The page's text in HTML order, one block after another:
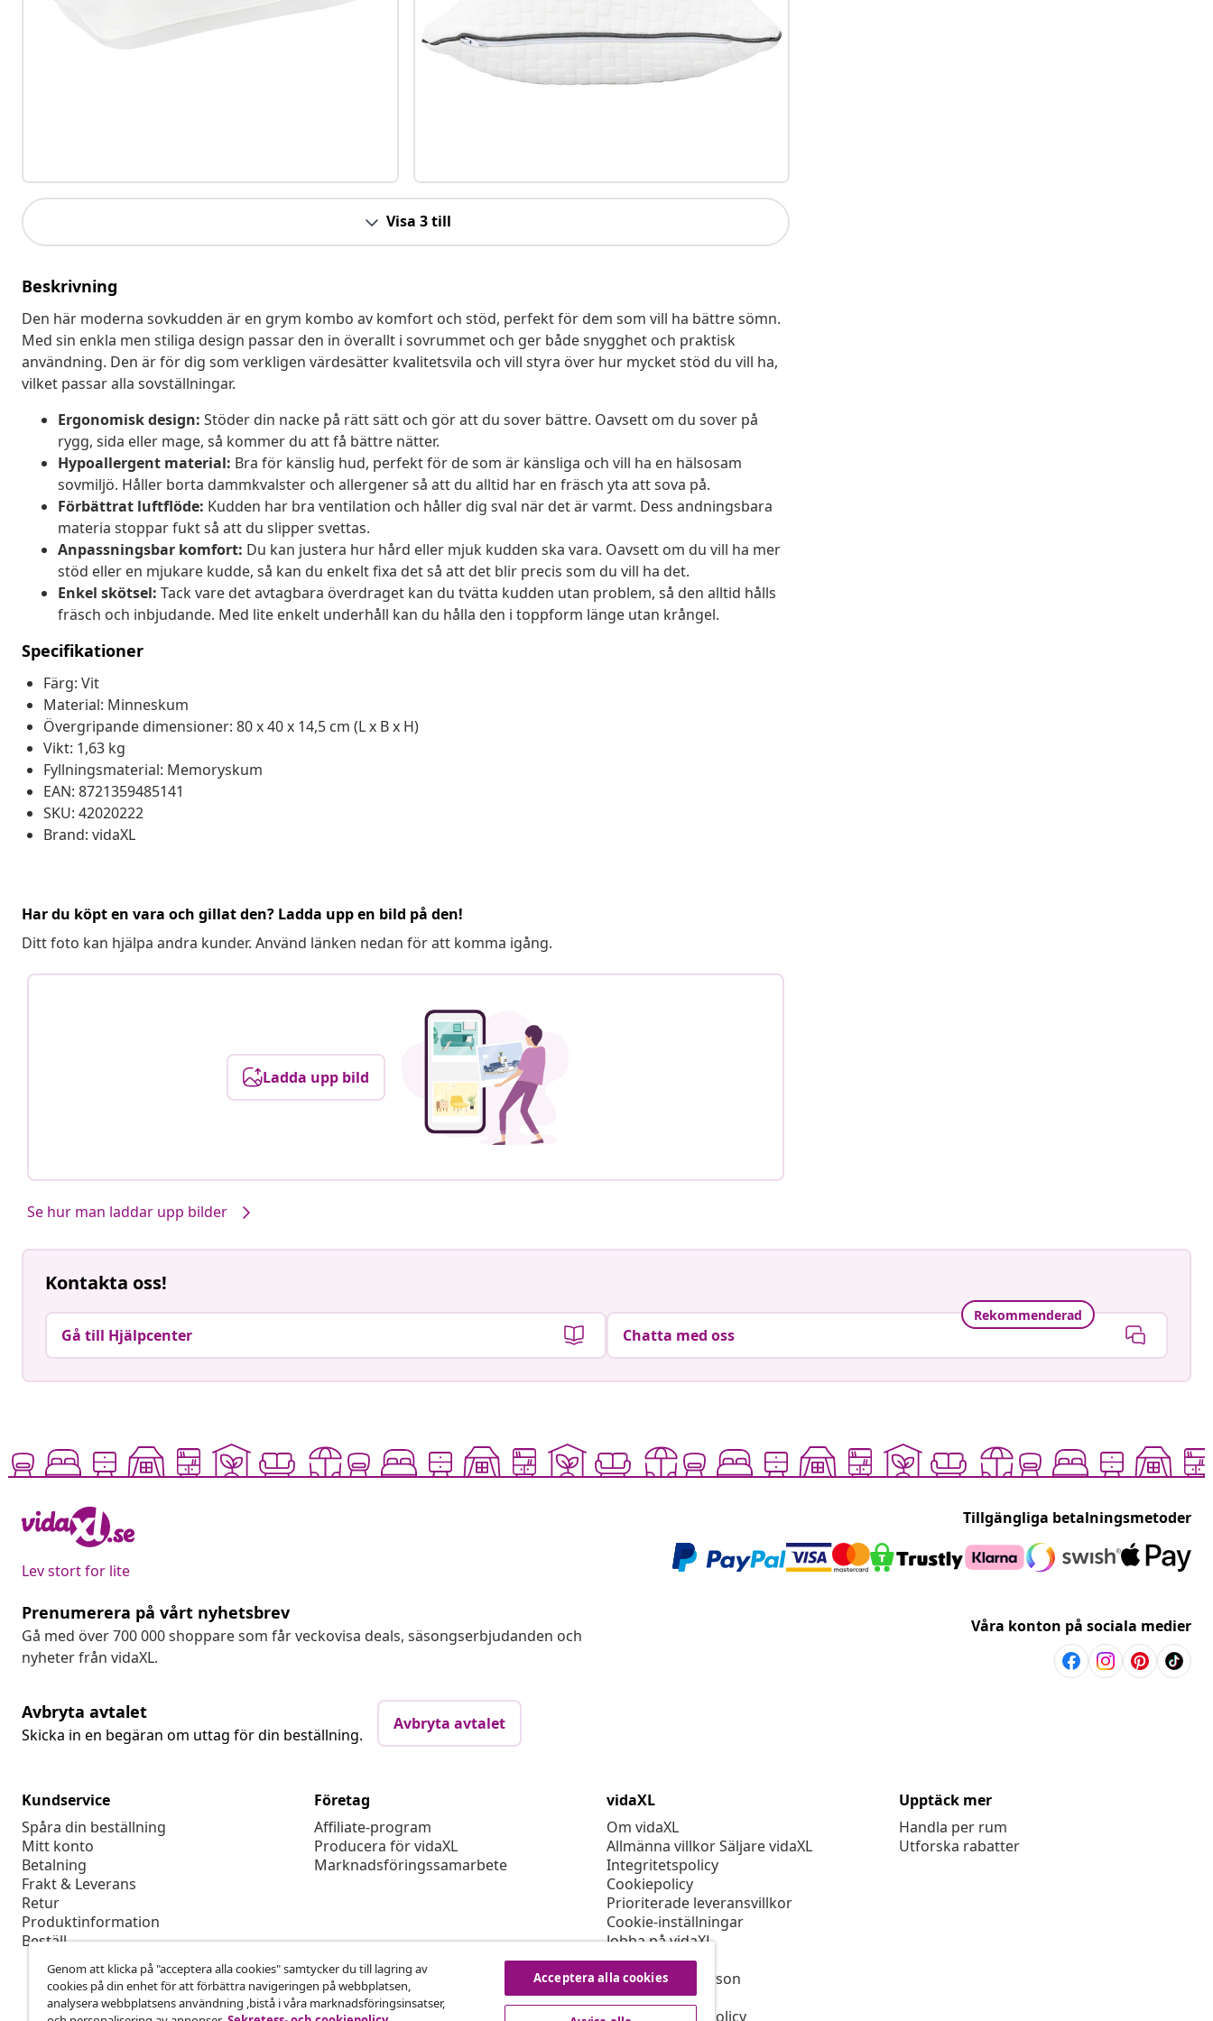
Visa 3 till
Beskrivning
Den här moderna sovkudden är en grym kombo av komfort och stöd, perfekt för dem som vill ha bättre sömn.
Med sin enkla men stiliga design passar den in överallt i sovrummet och ger både snygghet och praktisk
användning. Den är för dig som verkligen värdesätter kvalitetsvila och vill styra över hur mycket stöd du vill ha,
vilket passar alla sovställningar.
Ergonomisk design: Stöder din nacke på rätt sätt och gör att du sover bättre. Oavsett om du sover på
rygg, sida eller mage, så kommer du att få bättre nätter.
Hypoallergent material: Bra för känslig hud, perfekt för de som är känsliga och vill ha en hälsosam
sovmiljö. Håller borta dammkvalster och allergener så att du alltid har en fräsch yta att sova på.
Förbättrat luftflöde: Kudden har bra ventilation och håller dig sval när det är varmt. Dess andningsbara
materia stoppar fukt så att du slipper svettas.
Anpassningsbar komfort: Du kan justera hur hård eller mjuk kudden ska vara. Oavsett om du vill ha mer
stöd eller en mjukare kudde, så kan du enkelt fixa det så att det blir precis som du vill ha det.
Enkel skötsel: Tack vare det avtagbara överdraget kan du tvätta kudden utan problem, så den alltid hålls
fräsch och inbjudande. Med lite enkelt underhåll kan du hålla den i toppform länge utan krångel.
Specifikationer
Färg: Vit
Material: Minneskum
Övergripande dimensioner: 80 x 40 x 14,5 cm (L x B x H)
Vikt: 1,63 kg
Fyllningsmaterial: Memoryskum
EAN: 8721359485141
SKU: 42020222
Brand: vidaXL
Har du köpt en vara och gillat den? Ladda upp en bild på den!
Ditt foto kan hjälpa andra kunder. Använd länken nedan för att komma igång.
Ladda upp bild
Se hur man laddar upp bilder
Kontakta oss!
Gå till Hjälpcenter
Rekommenderad
Chatta med oss
Lev stort for lite
Tillgängliga betalningsmetoder
Prenumerera på vårt nyhetsbrev
Gå med över 700 000 shoppare som får veckovisa deals, säsongserbjudanden och
nyheter från vidaXL.
Våra konton på sociala medier
Avbryta avtalet
Skicka in en begäran om uttag för din beställning.
Avbryta avtalet
Kundservice
Spåra din beställning
Mitt konto
Betalning
Frakt & Leverans
Retur
Produktinformation
Beställ
Företag
Affiliate-program
Producera för vidaXL
Marknadsföringssamarbete
vidaXL
Om vidaXL
Allmänna villkor Säljare vidaXL
Integritetspolicy
Cookiepolicy
Prioriterade leveransvillkor
Cookie-inställningar
Jobba på vidaXL
Säkerhet
EU Ansvarig person
Policyn för EPR
Tillgänglighetspolicy
Upptäck mer
Handla per rum
Utforska rabatter
Genom att klicka på "acceptera alla cookies" samtycker du till lagring av
cookies på din enhet för att förbättra navigeringen på webbplatsen,
analysera webbplatsens användning ,bistå i våra marknadsföringsinsatser,
Acceptera alla cookies